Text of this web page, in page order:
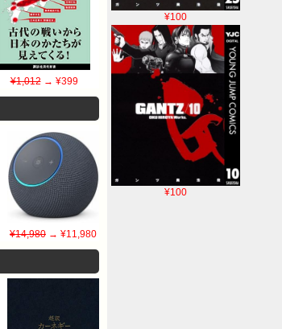
¥100
¥100
¥1,012→ ¥399
¥14,980→ ¥11,980